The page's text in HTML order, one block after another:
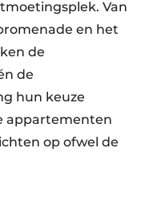
Van
en het
de
de
hun keuze
appartementen
op ofwel de